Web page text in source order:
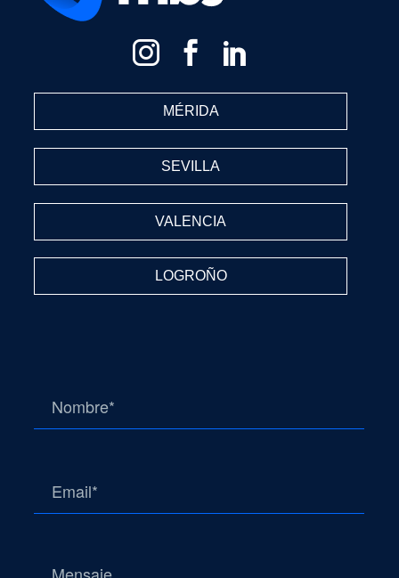
MÉRIDA
SEVILLA
VALENCIA
LOGROÑO